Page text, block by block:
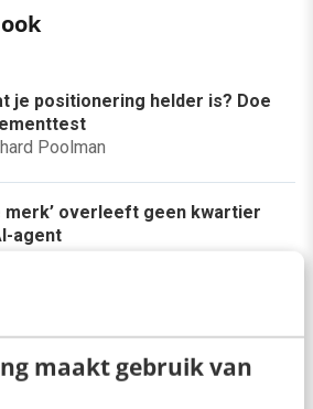
maakt gebruik van
je positionering helder is? Doe
Poolman
merk’ overleeft geen kwartier
agent
Shannon Klaassen